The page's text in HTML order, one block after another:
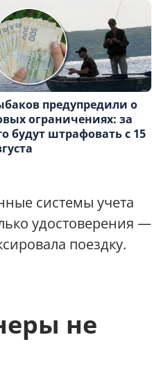
предупредили о
ограничениях: за
будут штрафовать с 15
системы учета
удостоверения —
поездку.
не